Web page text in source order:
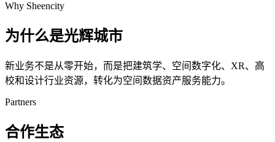
Why Sheencity
为什么是光辉城市
新业务不是从零开始，而是把建筑学、空间数字化、XR、高
校和设计行业资源，转化为空间数据资产服务能力。
Partners
合作生态